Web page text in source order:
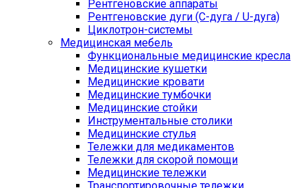
Рентгеновские аппараты
Рентгеновские дуги (С-дуга / U-дуга)
Циклотрон-системы
Медицинская мебель
Функциональные медицинские кресла
Медицинские кушетки
Медицинские кровати
Медицинские тумбочки
Медицинские стойки
Инструментальные столики
Медицинские стулья
Тележки для медикаментов
Тележки для скорой помощи
Медицинские тележки